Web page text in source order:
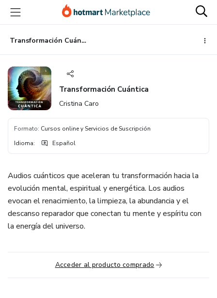
principal
página
de
página
Transformación Cuántica
Transformación Cuántica
Cristina Caro
Formato: Cursos online y Servicios de Suscripción
Idioma: Español
Audios cuánticos que aceleran tu transformación hacia la
evolución mental, espiritual y energética. Los audios
evocan el renacimiento, la limpieza, la abundancia y el
descanso reparador que conectan tu mente y espíritu con
la energía del universo.
Acceder al producto comprado